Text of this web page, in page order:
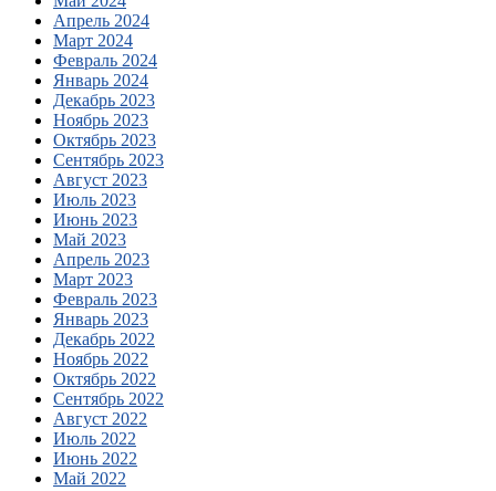
Апрель 2024
Март 2024
Февраль 2024
Январь 2024
Декабрь 2023
Ноябрь 2023
Октябрь 2023
Сентябрь 2023
Август 2023
Июль 2023
Июнь 2023
Май 2023
Апрель 2023
Март 2023
Февраль 2023
Январь 2023
Декабрь 2022
Ноябрь 2022
Октябрь 2022
Сентябрь 2022
Август 2022
Июль 2022
Июнь 2022
Май 2022